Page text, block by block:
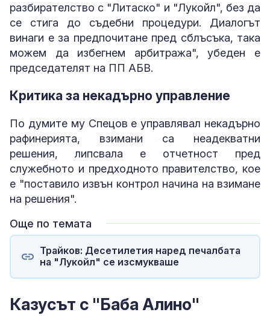
разбирателство с "Литаско" и "Лукойл", без да
се стига до съдебни процедури. Диалогът
винаги е за предпочитане пред сблъсъка, така
можем да избегнем арбитража", убеден е
председателят на ПП АБВ.
Критика за некадърно управление
По думите му Спецов е управлявал некадърно
рафинерията, взимани са неадекватни
решения, липсвала е отчетност пред
служебното и предходното правителство, кое
е "поставило извън контрол начина на взимане
на решения".
Още по темата
Трайков: Десетилетия наред печалбата
на "Лукойл" се изсмукваше
Казусът с "Баба Алино"